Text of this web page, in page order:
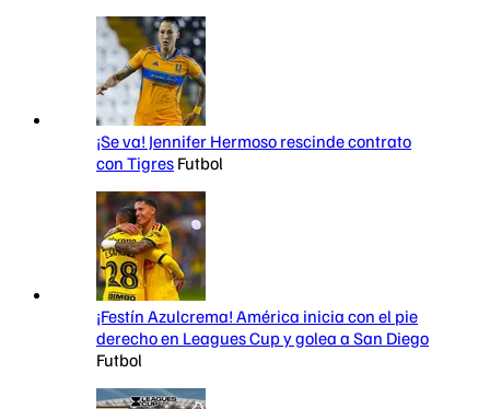
¡Se va! Jennifer Hermoso rescinde contrato
con Tigres Futbol
¡Festín Azulcrema! América inicia con el pie
derecho en Leagues Cup y golea a San Diego
Futbol